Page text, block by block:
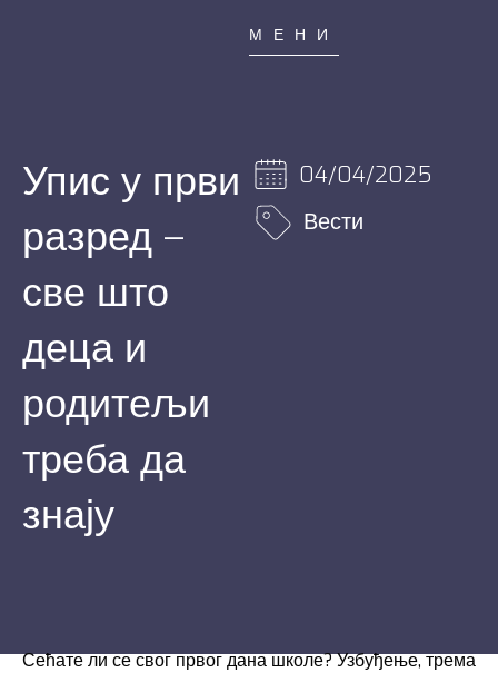
МЕНИ
Упис у први
разред –
све што
деца и
родитељи
треба да
знају
04/04/2025
Вести
Сећате ли се свог првог дана школе? Узбуђење, трема